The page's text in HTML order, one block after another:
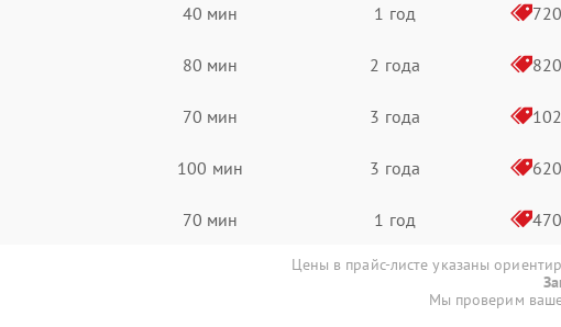
40 мин 1 год
80 мин 2 года
70 мин 3 года
100 мин 3 года
70 мин 1 год
Цены в прайс-листе указаны
Мы проверим